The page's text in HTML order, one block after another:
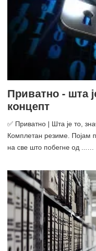
Приватно - шта
концепт
✅ Приватно | Шта је то,
Комплетан резиме. Појам
на све што побегне од ...…